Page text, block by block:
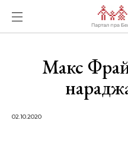
Макс
02.10.2020